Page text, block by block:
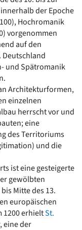
der Epoche
Hochromanik
vorgenommen
auf den
und Spätromanik
Architekturformen,
einzelnen
herrscht vor und
eine
des Territoriums
und die
ist eine gesteigerte
gewölbten
Mitte des 13.
europäischen
1200 erhieltSt.
eine der